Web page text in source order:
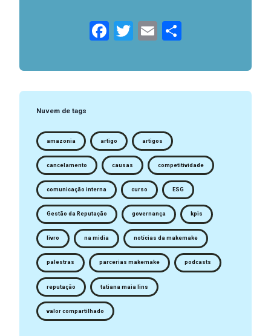
Facebook
Twitter
Email
Nuvem de tags
amazonia artigo artigos
cancelamento causas competitividade
comunicação interna curso ESG
Gestão da Reputação governança kpis
livro na midia notícias da makemake
palestras parcerias makemake podcasts
reputação tatiana maia lins
valor compartilhado